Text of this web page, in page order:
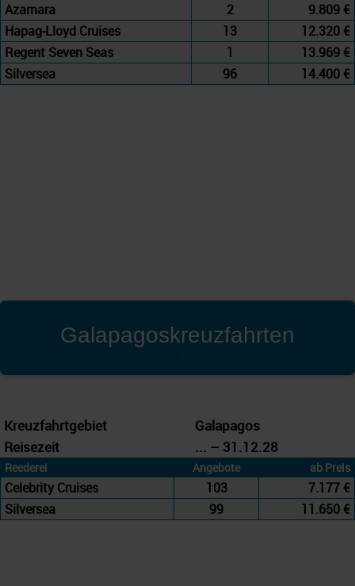
Azamara
2
9.809 €
Hapag-Lloyd Cruises
13
12.320 €
Regent Seven Seas
1
13.969 €
Silversea
96 14.400 €
Galapagoskreuzfahrten
'
Kreuzfahrtgebiet
Galapagos
Reisezeit
... – 31.12.28
Reederei Angebote ab Preis
Celebrity Cruises 103
7.177 €
Silversea
99 11.650 €